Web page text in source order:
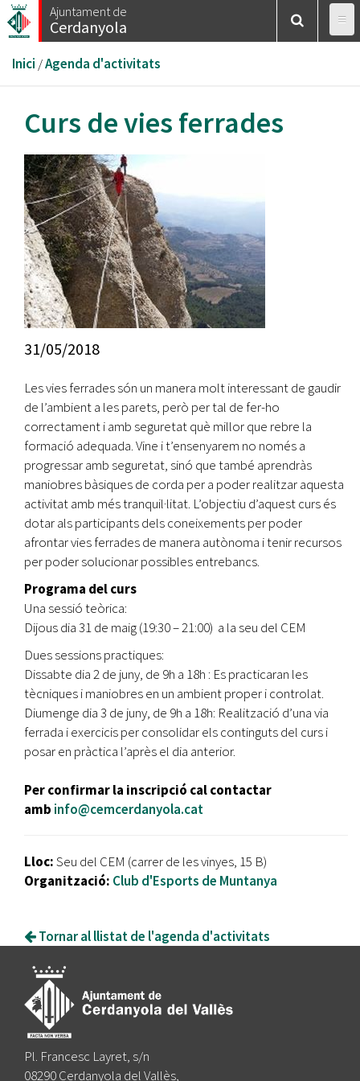
Vés
al
Ajuntament de
Cerdanyola
Esteu
aquí
Inici /Agenda d'activitats
Curs de vies ferrades
31/05/2018
Les vies ferrades són un manera molt interessant de gaudir
de l’ambient a les parets, però per tal de fer-ho
correctament i amb seguretat què millor que rebre la
formació adequada. Vine i t’ensenyarem no només a
progressar amb seguretat, sinó que també aprendràs
maniobres bàsiques de corda per a poder realitzar aquesta
activitat amb més tranquil·litat. L’objectiu d’aquest curs és
dotar als participants dels coneixements per poder
afrontar vies ferrades de manera autònoma i tenir recursos
per poder solucionar possibles entrebancs.
Programa del curs
Una sessió teòrica:
Dijous dia 31 de maig (19:30 – 21:00) a la seu del CEM
Dues sessions practiques:
Dissabte dia 2 de juny, de 9h a 18h : Es practicaran les
tècniques i maniobres en un ambient proper i controlat.
Diumenge dia 3 de juny, de 9h a 18h: Realització d’una via
ferrada i exercicis per consolidar els continguts del curs i
posar en pràctica l’après el dia anterior.
Per confirmar la inscripció cal contactar
amb info@cemcerdanyola.cat
Lloc:Seu del CEM (carrer de les vinyes, 15 B)
Organització: Club d'Esports de Muntanya
Tornar al llistat de l'agenda d'activitats
Pl. Francesc Layret, s/n
08290 Cerdanyola del Vallès,